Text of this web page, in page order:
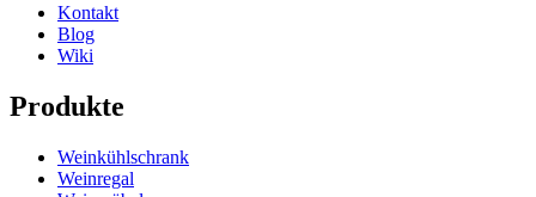
Kontakt
Blog
Wiki
Produkte
Weinkühlschrank
Weinregal